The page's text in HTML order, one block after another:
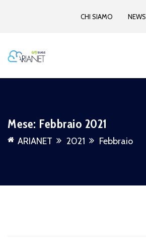
CHI SIAMO NEWS
Mese: Febbraio 2021
ARIANET 2021 Febbraio